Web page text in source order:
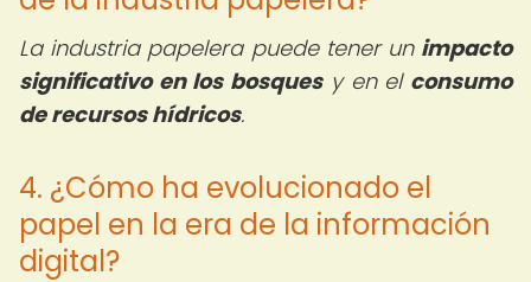
La industria papelera puede tener un impacto
significativo en los bosquesy en el consumo
de recursos hídricos.
4. ¿Cómo ha evolucionado el
papel en la era de la información
digital?